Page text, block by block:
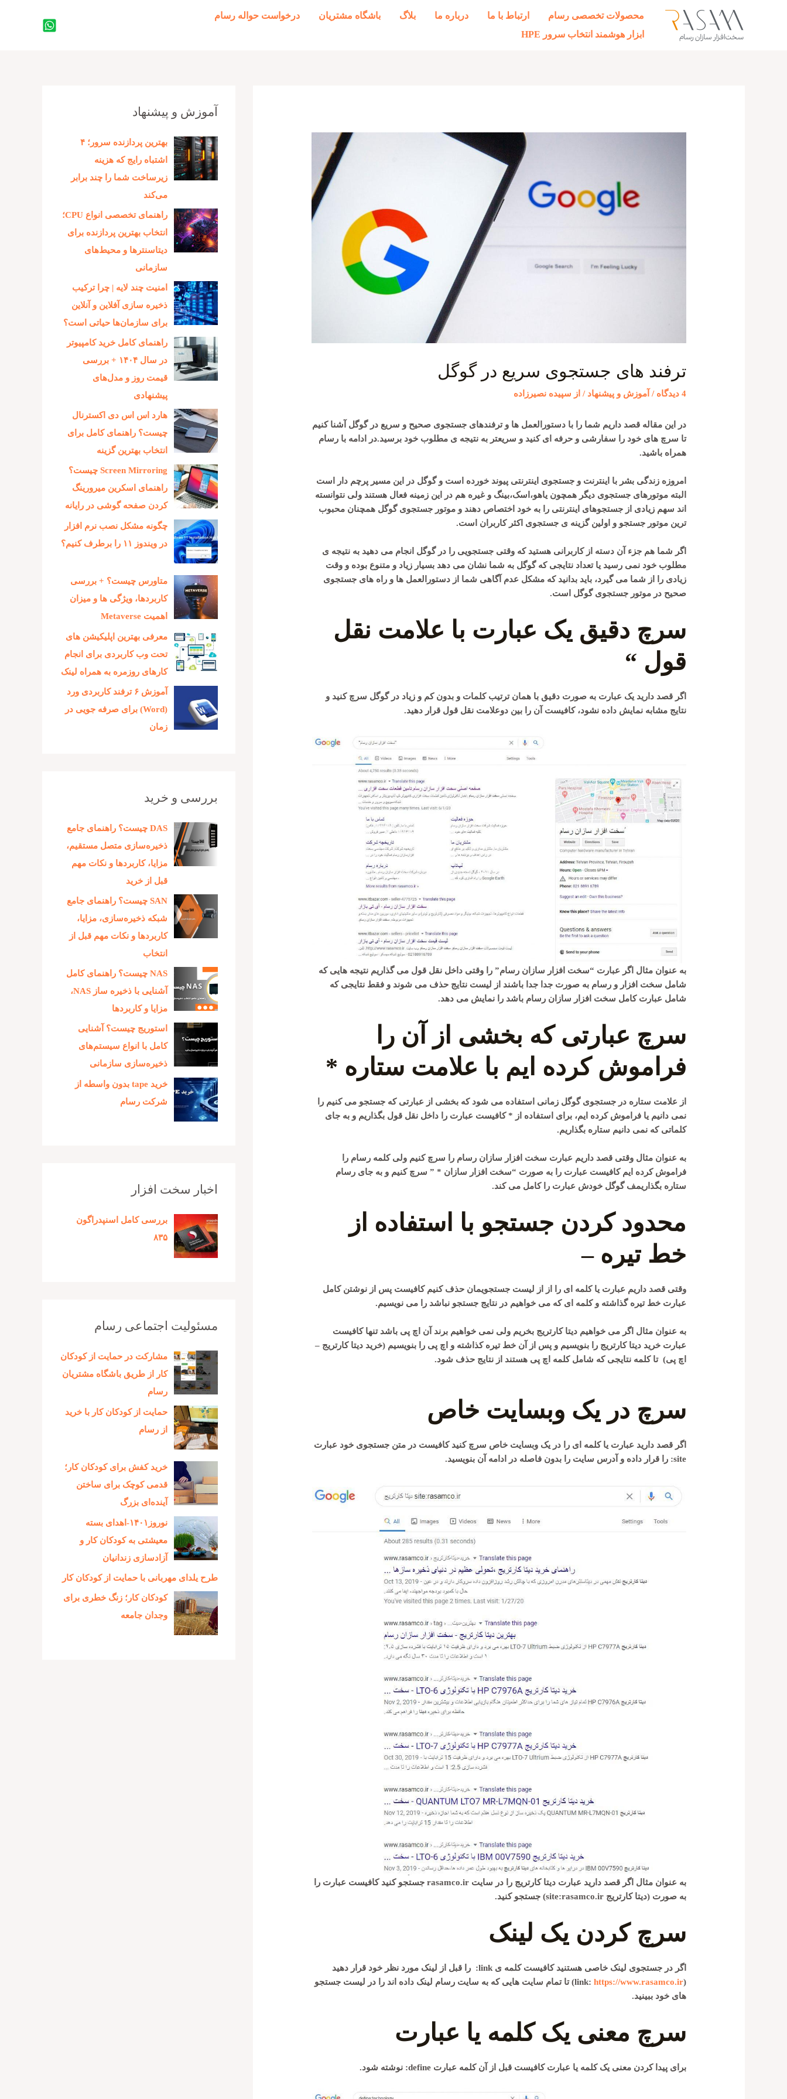
محصولات تخصصی رسام ارتباط با ما درباره ما بلاگ باشگاه مشتریان
درخواست حواله رسام
ابزار هوشمند انتخاب سرور HPE
جستجو
ترفند های جستجوی سریع در گوگل
4 دیدگاه / آموزش و پیشنهاد / از سپیده نصیرزاده
در این مقاله قصد داریم شما را با دستورالعمل ها و ترفندهای جستجوی صحیح و سریع در گوگل آشنا کنیم
تا سرچ های خود را سفارشی و حرفه ای کنید و سریعتر به نتیجه ی مطلوب خود برسید.در ادامه با رسام
همراه باشید.
امروزه زندگی بشر با اینترنت و جستجوی اینترنتی پیوند خورده است و گوگل در این مسیر پرچم دار است
البته موتورهای جستجوی دیگر همچون یاهو،اسک،بینگ و غیره هم در این زمینه فعال هستند ولی نتوانسته
اند سهم زیادی از جستجوهای اینترنتی را به خود اختصاص دهند و موتور جستجوی گوگل همچنان محبوب
ترین موتور جستجو و اولین گزینه ی جستجوی اکثر کاربران است.
اگر شما هم جزء آن دسته از کاربرانی هستید که وقتی جستجویی را در گوگل انجام می دهید به نتیجه ی
مطلوب خود نمی رسید یا تعداد نتایجی که گوگل به شما نشان می دهد بسیار زیاد و متنوع بوده و وقت
زیادی را از شما می گیرد، باید بدانید که مشکل عدم آگاهی شما از دستورالعمل ها و راه های جستجوی
صحیح در موتور جستجوی گوگل است.
سرچ دقیق یک عبارت با علامت نقل
قول “
اگر قصد دارید یک عبارت به صورت دقیق با همان ترتیب کلمات و بدون کم و زیاد در گوگل سرچ کنید و
نتایج مشابه نمایش داده نشود، کافیست آن را بین دوعلامت نقل قول قرار دهید.
به عنوان مثال اگر عبارت “سخت افزار سازان رسام” را وقتی داخل نقل قول می گذاریم نتیجه هایی که
شامل سخت افزار و رسام به صورت جدا جدا باشند از لیست نتایج حذف می شوند و فقط نتایجی که
شامل عبارت کامل سخت افزار سازان رسام باشد را نمایش می دهد.
سرچ عبارتی که بخشی از آن را
فراموش کرده ایم با علامت ستاره *
از علامت ستاره در جستجوی گوگل زمانی استفاده می شود که بخشی از عبارتی که جستجو می کنیم را
نمی دانیم یا فراموش کرده ایم، برای استفاده از * کافیست عبارت را داخل نقل قول بگذاریم و به جای
کلماتی که نمی دانیم ستاره بگذاریم.
به عنوان مثال وقتی قصد داریم عبارت سخت افزار سازان رسام را سرچ کنیم ولی کلمه رسام را
فراموش کرده ایم کافیست عبارت را به صورت “سخت افزار سازان * ” سرچ کنیم و به جای رسام
ستاره بگذاریمف گوگل خودش عبارت را کامل می کند.
محدود کردن جستجو با استفاده از
خط تیره –
وقتی قصد داریم عبارت یا کلمه ای را از از لیست جستجویمان حذف کنیم کافیست پس از نوشتن کامل
عبارت خط تیره گذاشته و کلمه ای که می خواهیم در نتایج جستجو نباشد را می نویسیم.
به عنوان مثال اگر می خواهیم دیتا کارتریج بخریم ولی نمی خواهیم برند آن اچ پی باشد تنها کافیست
عبارت خرید دیتا کارتریج را بنویسیم و پس از آن خط تیره کذاشته و اچ پی را بنویسیم (خرید دیتا کارتریج –
اچ پی) تا کلمه نتایجی که شامل کلمه اچ پی هستند از نتایج حذف شود.
سرچ در یک وبسایت خاص
اگر قصد دارید عبارت یا کلمه ای را در یک وبسایت خاص سرچ کنید کافیست در متن جستجوی خود عبارت
site: را قرار داده و آدرس سایت را بدون فاصله در ادامه آن بنویسید.
به عنوان مثال اگر قصد دارید عبارت دیتا کارتریج را در سایت rasamco.ir جستجو کنید کافیست عبارت را
به صورت (دیتا کارتریج site:rasamco.ir) جستجو کنید.
سرچ کردن یک لینک
اگر در جستجوی لینک خاصی هستنید کافیست کلمه ی link: را قبل از لینک مورد نظر خود قرار دهید
(
link: https://www.rasamco.ir
) تا تمام سایت هایی که به سایت رسام لینک داده اند را در لیست جستجو
های خود ببینید.
سرچ معنی یک کلمه یا عبارت
برای پیدا کردن معنی یک کلمه یا عبارت کافیست قبل از آن کلمه عبارت define: نوشته شود.
آموزش و پیشنهاد
بهترین پردازنده‌ سرور؛ ۴
اشتباه رایج که هزینه
زیرساخت شما را چند برابر
می‌کند
راهنمای تخصصی انواع CPU؛
انتخاب بهترین پردازنده برای
دیتاسنترها و محیط‌های
سازمانی
امنیت چند لایه | چرا ترکیب
ذخیره‌ سازی آفلاین و آنلاین
برای سازمان‌ها حیاتی است؟
راهنمای کامل خرید کامپیوتر
در سال ۱۴۰۴ + بررسی
قیمت روز و مدل‌های
پیشنهادی
هارد اس اس دی اکسترنال
چیست؟ راهنمای کامل برای
انتخاب بهترین گزینه
Screen Mirroring چیست؟
راهنمای اسکرین میرورینگ
کردن صفحه گوشی در رایانه
چگونه مشکل نصب نرم افزار
در ویندوز ۱۱ را برطرف کنیم؟
متاورس چیست؟ + بررسی
کاربردها، ویژگی ها و میزان
اهمیت Metaverse
معرفی بهترین اپلیکیشن های
تحت وب کاربردی برای انجام
کارهای روزمره به همراه لینک
آموزش ۶ ترفند کاربردی ورد
(Word) برای صرفه جویی در
زمان
بررسی و خرید
DAS چیست؟ راهنمای جامع
ذخیره‌سازی متصل مستقیم،
مزایا، کاربردها و نکات مهم
قبل از خرید
SAN چیست؟ راهنمای جامع
شبکه ذخیره‌سازی، مزایا،
کاربردها و نکات مهم قبل از
انتخاب
NAS چیست؟ راهنمای کامل
آشنایی با ذخیره‌ ساز NAS،
مزایا و کاربردها
استوریج چیست؟ آشنایی
کامل با انواع سیستم‌های
ذخیره‌سازی سازمانی
خرید tape بدون واسطه از
شرکت رسام
اخبار سخت افزار
بررسی کامل اسنپدراگون
۸۳۵
مسئولیت اجتماعی رسام
مشارکت در حمایت از کودکان
کار از طریق باشگاه مشتریان
رسام
حمایت از کودکان کار با خرید
از رسام
خرید کفش برای کودکان کار؛
قدمی کوچک برای ساختن
آینده‌ای بزرگ
نوروز۱۴۰۱-اهدای بسته
معیشتی به کودکان کار و
آزادسازی زندانیان
طرح یلدای مهربانی با حمایت از کودکان کار
کودکان کار؛ زنگ خطری برای
وجدان جامعه